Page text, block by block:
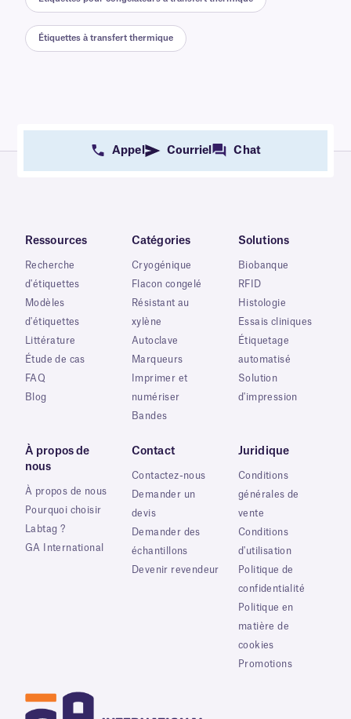
Étiquettes à transfert thermique
Appel Courriel Chat
Ressources
Recherche
d'étiquettes
Modèles
d'étiquettes
Littérature
Étude de cas
FAQ
Blog
Catégories
Cryogénique
Flacon congelé
Résistant au
xylène
Autoclave
Marqueurs
Imprimer et
numériser
Bandes
Solutions
Biobanque
RFID
Histologie
Essais cliniques
Étiquetage
automatisé
Solution
d'impression
À propos de
nous
À propos de nous
Pourquoi choisir
Labtag ?
GA International
Contact
Contactez-nous
Demander un
devis
Demander des
échantillons
Devenir revendeur
Juridique
Conditions
générales de
vente
Conditions
d'utilisation
Politique de
confidentialité
Politique en
matière de
cookies
Promotions